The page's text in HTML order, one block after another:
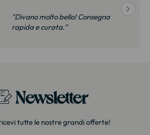
"Molto soddisfatto. Abbiamo visto
questa libreria in negozio a 35% in
Newsletter
tutte le nostre grandi offerte!